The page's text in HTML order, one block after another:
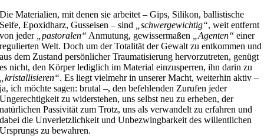
Die Materialien, mit denen sie arbeitet – Gips, Silikon, ballistische
Seife, Epoxidharz, Gusseisen – sind
„schwergewichtig“, weit entfernt
von jeder
„pastoralen“ Anmutung, gewissermaßen „Agenten“ einer
regulierten Welt. Doch um der Totalität der Gewalt zu entkommen und
aus dem Zustand persönlicher Traumatisierung hervorzutreten, genügt
es nicht, den Körper lediglich im Material einzusperren, ihn darin zu
„kristallisieren“. Es liegt vielmehr in unserer Macht, weiterhin aktiv –
ja, ich möchte sagen: brutal –, den befehlenden Zurufen jeder
Ungerechtigkeit zu widerstehen, uns selbst neu zu erheben, der
natürlichen Passivität zum Trotz, uns als verwandelt zu erfahren und
dabei die Unverletzlichkeit und Unbezwingbarkeit des willentlichen
Ursprungs zu bewahren.